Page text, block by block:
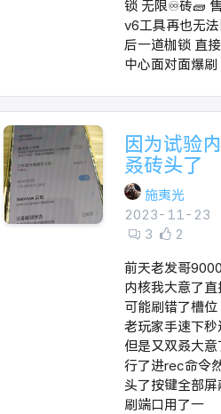
锁 无限♾️砖🧱
v6工具再也无
后一道枷锁 直
中心面对面爆刷
因为试验
叒砖头了
施夷光
2023-11-23
3
2
前天老发哥
内核我大意了
可能刷错了槽
老玩家手速下
但是又双叒大
行了进rec命令
头了按键全部
刷端口用了一